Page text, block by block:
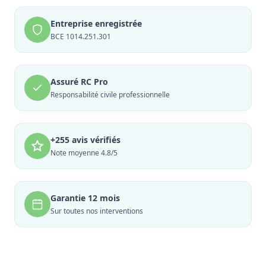
Entreprise enregistrée
BCE 1014.251.301
Assuré RC Pro
Responsabilité civile professionnelle
+255 avis vérifiés
Note moyenne 4.8/5
Garantie 12 mois
Sur toutes nos interventions